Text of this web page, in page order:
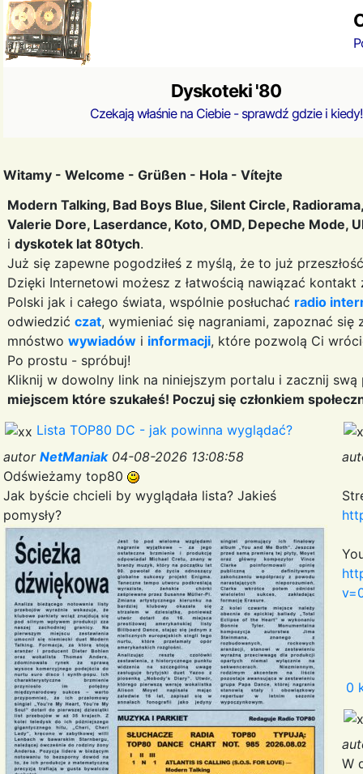
Dyskoteki '80
Czekają właśnie na Ciebie - sprawdź gdzie i kiedy!
Witamy - Welcome - Grüßen - Hola - Vítejte
Modern Talking, Bad Boys Blue, Silent Circle,
Valerie Dore, Laserdance, Koto, OMD, Depeche Mode,
i dyskotek lat 80tych.
Już się zapewne pogodziłeś z myślą, że to już
Dzięki Internetowi możesz z łatwością nawiązać
Polski jak i całego świata, wspólnie posłuchać radio
odwiedzić czat, wymieniać się nagraniami, zapoznać się
mnóstwo wywiadów i informacji, które pozwolą Ci
Po prostu - spróbuj!
Kliknij w dowolny link na niniejszym portalu i zacznij
miejscem które szukałeś! Poczuj się członkiem
Lista TOP80 DC - jak powinna wyglądać?
autor NetManiak04-08-2026 13:08:58
Odświeżamy top80
Jak byście chcieli by wyglądała lista? Jakieś
pomysły?
0
W